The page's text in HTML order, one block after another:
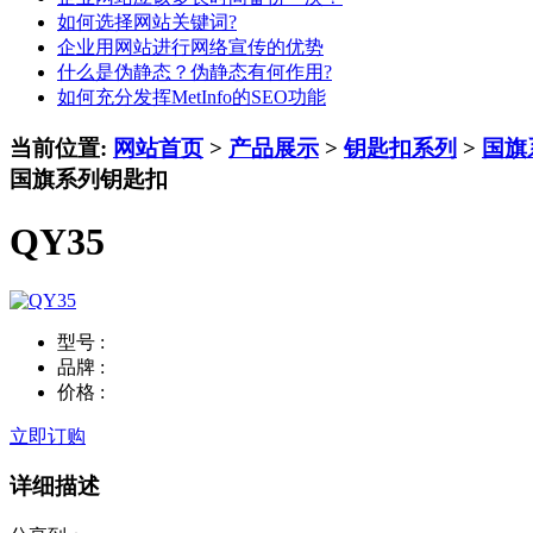
如何选择网站关键词?
企业用网站进行网络宣传的优势
什么是伪静态？伪静态有何作用?
如何充分发挥MetInfo的SEO功能
当前位置: 网站首页 > 产品展示 >钥匙扣系列 > 国
国旗系列钥匙扣
QY35
型号 :
品牌 :
价格 :
立即订购
详细描述